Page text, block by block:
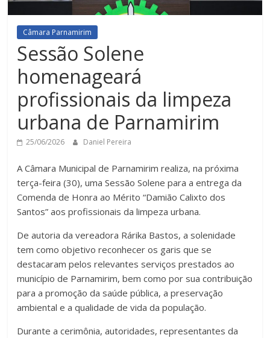
Câmara Parnamirim
Sessão Solene
homenageará
profissionais da limpeza
urbana de Parnamirim
25/06/2026 Daniel Pereira
A Câmara Municipal de Parnamirim realiza, na próxima
terça-feira (30), uma Sessão Solene para a entrega da
Comenda de Honra ao Mérito “Damião Calixto dos
Santos” aos profissionais da limpeza urbana.
De autoria da vereadora Rárika Bastos, a solenidade
tem como objetivo reconhecer os garis que se
destacaram pelos relevantes serviços prestados ao
município de Parnamirim, bem como por sua contribuição
para a promoção da saúde pública, a preservação
ambiental e a qualidade de vida da população.
Durante a cerimônia, autoridades, representantes da